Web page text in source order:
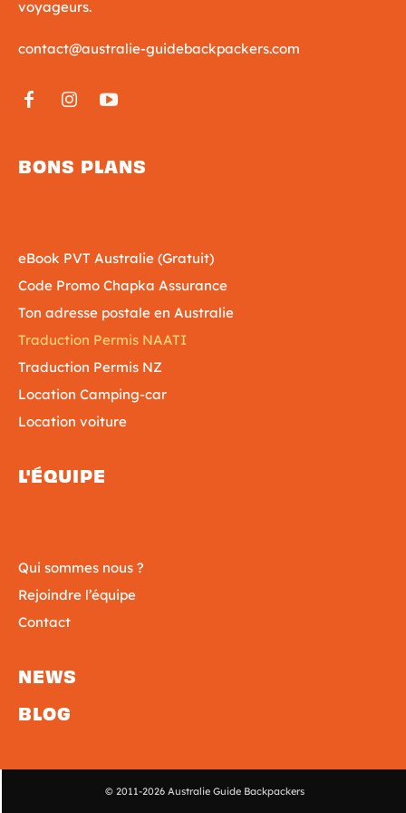
voyageurs.
contact@australie-guidebackpackers.com
BONS PLANS
eBook PVT Australie (Gratuit)
Code Promo Chapka Assurance
Ton adresse postale en Australie
Traduction Permis NAATI
Traduction Permis NZ
Location Camping-car
Location voiture
L'ÉQUIPE
Qui sommes nous ?
Rejoindre l’équipe
Contact
NEWS
BLOG
© 2011-2026 Australie Guide Backpackers